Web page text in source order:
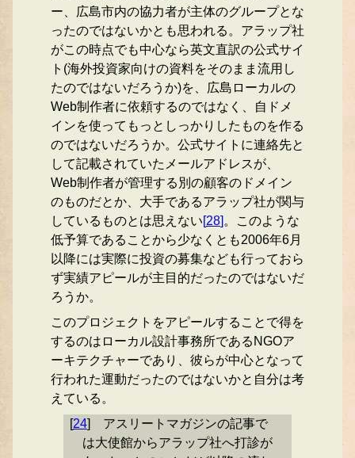
ー、広島市内の協力者が主体のグループとな
ったのではないかとも思われる。アラップ社
がこの時点でも中心なら英文直訳の公式サイ
ト(海外投資家向けの資料をそのまま流用し
たのではないだろうか)を、広島ローカルの
Web制作者に依頼するのではなく、自ドメ
インを使ってもっとしっかりしたものを作る
のではないだろうか。公式サイトに連絡先と
して記載されていたメールアドレスが、
Web制作者が管理する別の顧客のドメイン
のものだとか、大手であるアラップ社が関与
しているものとは思えない[28] 。このような
低予算であることから少なくとも2006年6月
以降には実際に投資の募集なども行っておら
ず実績アピールが主目的だったのではないだ
ろうか。
このプロジェクトをアピールすることで得を
するのはローカル設計事務所であるNGOア
ーキテクチャーであり、彼らが中心となって
行われた運動だったのではないかと自分は考
えている。
[24]
アスリートマガジンの記事で
は大使館からアラップ社へ打診が